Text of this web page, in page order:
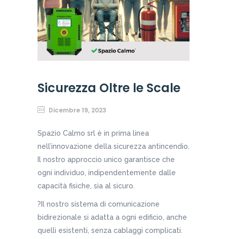
Sicurezza Oltre le Scale
Dicembre 19, 2023
Spazio Calmo srl è in prima linea
nell’innovazione della sicurezza antincendio.
Il nostro approccio unico garantisce che
ogni individuo, indipendentemente dalle
capacità fisiche, sia al sicuro.
?Il nostro sistema di comunicazione
bidirezionale si adatta a ogni edificio, anche
quelli esistenti, senza cablaggi complicati.